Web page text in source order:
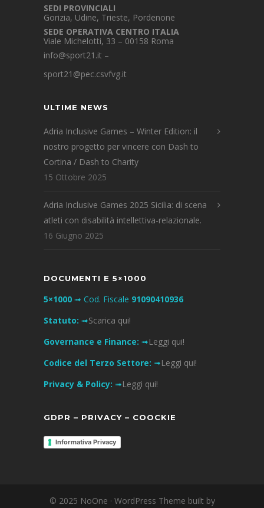
SEDI PROVINCIALI
Gorizia, Udine, Trieste, Pordenone
SEDE OPERATIVA CENTRO ITALIA
Viale Michelotti, 33 – 00158 Roma
info@sport21.it –
sport21@pec.csvfvg.it
ULTIME NEWS
Adria Inclusive Games – Winter Edition: il
nostro progetto per vincere con Dash to
Cortina / Dash to Charity
15 Ottobre 2025
Adria Inclusive Games 2025 Sicilia: di scena
atleti con disabilità intellettiva-relazionale.
16 Giugno 2025
DOCUMENTI E 5×1000
5×1000 ➟ Cod. Fiscale 91090410936
Statuto: ➟Scarica qui!
Governance e Finance: ➟Leggi qui!
Codice del Terzo Settore: ➟Leggi qui!
Privacy & Policy: ➟Leggi qui!
GDPR – PRIVACY – COOCKIE
Informativa Privacy
© 2025 NoOne · WordPress Theme built by